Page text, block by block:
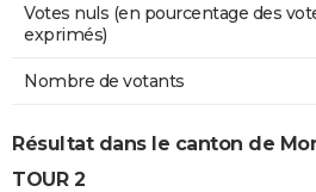
Votes nuls (en pourcentage des
exprimés)
Nombre de votants
Résultat dans le canton de
TOUR 2